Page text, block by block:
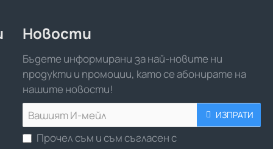
Новости
Бъдете информирани за най-новите ни
продукти и промоции, като се абонирате на
нашите новости!
Вашият
И-
мейл
ИЗПРАТИ
Прочел съм и съм съгласен с